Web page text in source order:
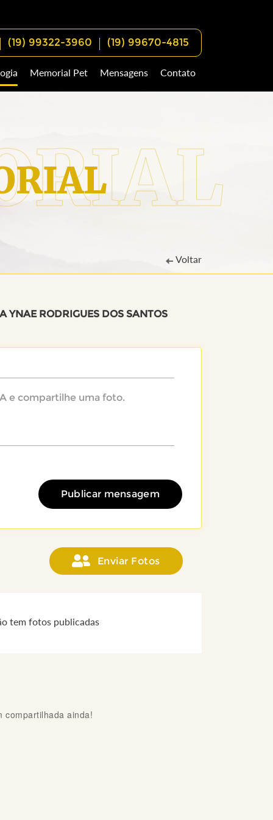
(19) 99322-3960 (19) 99670-4815
Memorial Pet Mensagens Contato
Voltar
YNAE RODRIGUES DOS SANTOS
Publicar mensagem
Enviar Fotos
tem fotos publicadas
compartilhada ainda!